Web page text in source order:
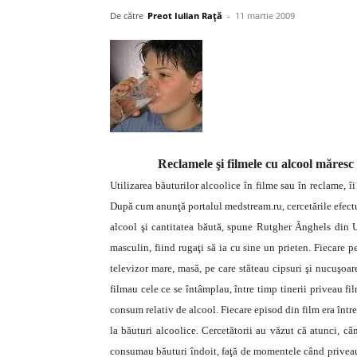
De către Preot Iulian Raţă - 11 martie 2009
Reclamele şi filmele cu alcool
Utilizarea băuturilor alcoolice în filme sau în reclame, îi
După cum anunţă portalul medstream.ru, cercetările
alcool şi cantitatea băută, spune Rutgher Ănghels din
masculin, fiind rugaţi să ia cu sine un prieten. Fiecare
televizor mare, masă, pe care stăteau cipsuri şi
filmau cele ce se întâmplau, între timp tinerii priveau
consum relativ de alcool. Fiecare episod din film era
la băuturi alcoolice. Cercetătorii au văzut că atunci,
consumau băuturi îndoit, faţă de momentele când